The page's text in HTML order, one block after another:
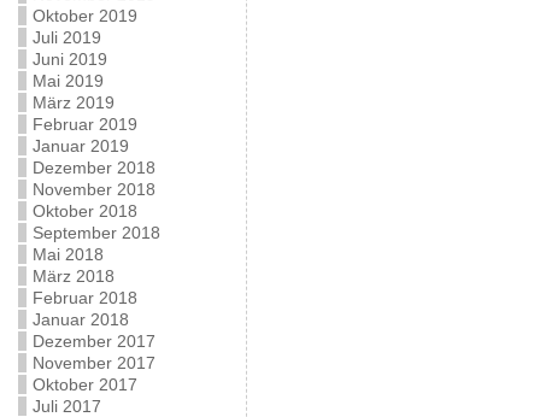
Oktober 2019
Juli 2019
Juni 2019
Mai 2019
März 2019
Februar 2019
Januar 2019
Dezember 2018
November 2018
Oktober 2018
September 2018
Mai 2018
März 2018
Februar 2018
Januar 2018
Dezember 2017
November 2017
Oktober 2017
Juli 2017